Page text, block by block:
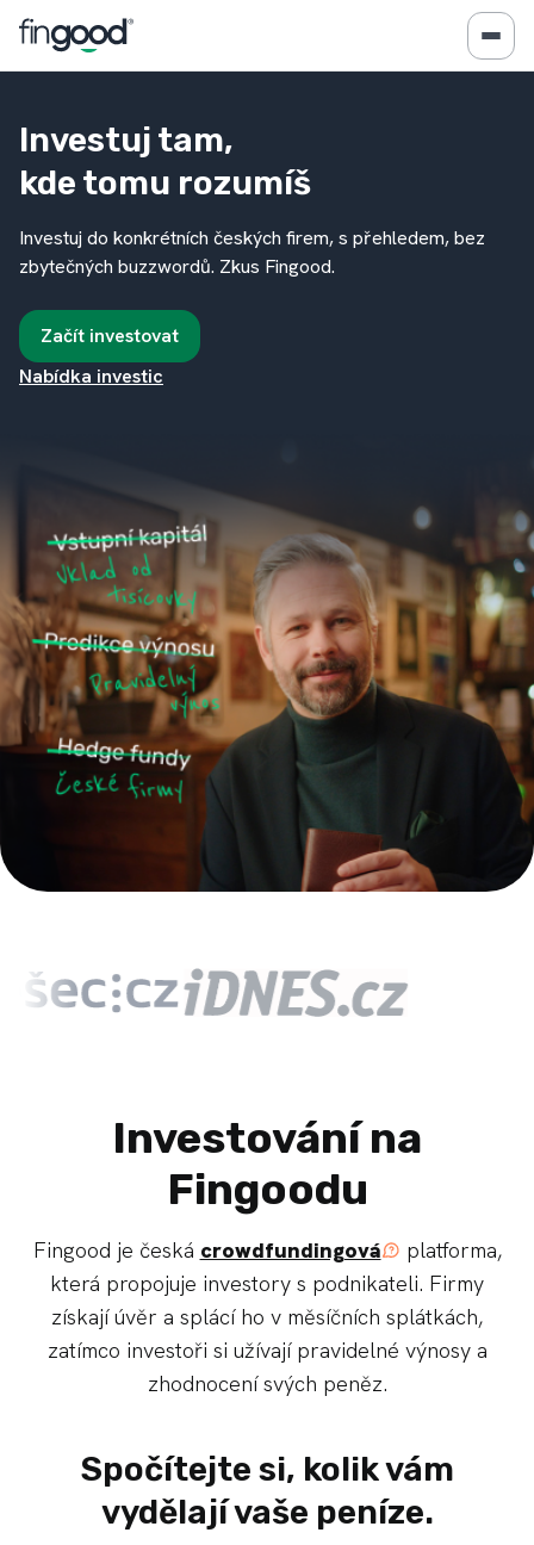
Investuj tam,
kde tomu rozumíš
Investuj do konkrétních českých firem, s přehledem, bez
zbytečných buzzwordů. Zkus Fingood.
Začít investovat
Nabídka investic
Investování na
Fingoodu
Fingood je česká crowdfundingová
platforma,
která propojuje investory s podnikateli. Firmy
získají úvěr a splácí ho v měsíčních splátkách,
zatímco investoři si užívají pravidelné výnosy a
zhodnocení svých peněz.
Spočítejte si, kolik vám
vydělají vaše peníze.